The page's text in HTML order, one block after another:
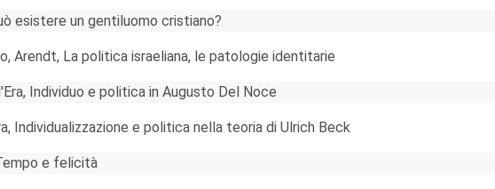
esistere un gentiluomo cristiano?
Arendt, La politica israeliana, le patologie identitarie
Individuo e politica in Augusto Del Noce
Individualizzazione e politica nella teoria di Ulrich Beck
e felicità